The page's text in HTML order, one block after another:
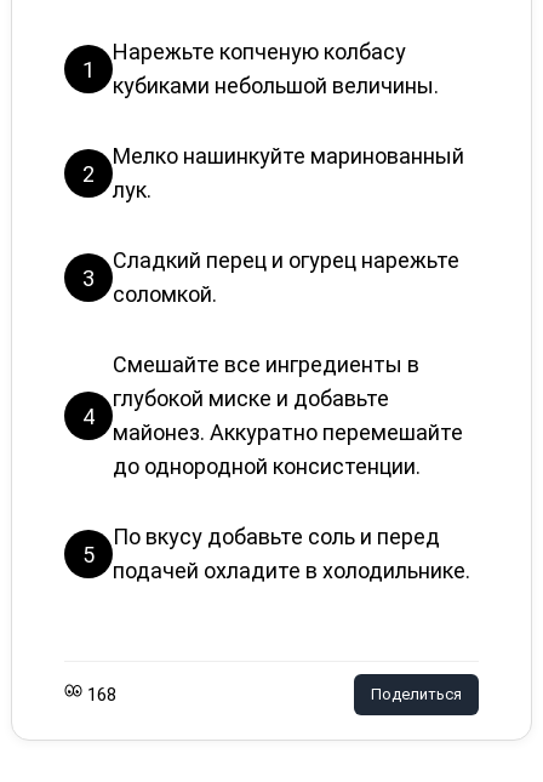
1
Нарежьте копченую колбасу
кубиками небольшой величины.
2
Мелко нашинкуйте маринованный
лук.
3
Сладкий перец и огурец нарежьте
соломкой.
4
Смешайте все ингредиенты в
глубокой миске и добавьте
майонез. Аккуратно перемешайте
до однородной консистенции.
5
По вкусу добавьте соль и перед
подачей охладите в холодильнике.
168 Поделиться